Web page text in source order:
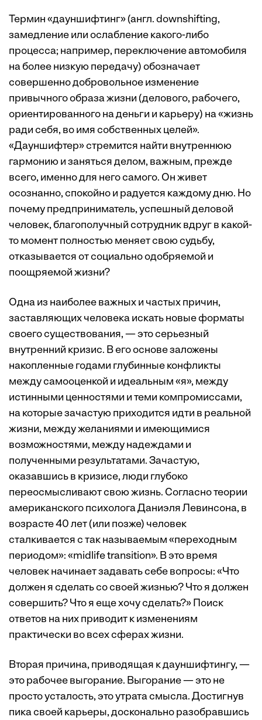
Термин «дауншифтинг» (англ. downshifting,
замедление или ослабление какого-либо
процесса; например, переключение автомобиля
на более низкую передачу) обозначает
совершенно добровольное изменение
привычного образа жизни (делового, рабочего,
ориентированного на деньги и карьеру) на «жизнь
ради себя, во имя собственных целей».
«Дауншифтер» стремится найти внутреннюю
гармонию и заняться делом, важным, прежде
всего, именно для него самого. Он живет
осознанно, спокойно и радуется каждому дню. Но
почему предприниматель, успешный деловой
человек, благополучный сотрудник вдруг в какой-
то момент полностью меняет свою судьбу,
отказывается от социально одобряемой и
поощряемой жизни?
Одна из наиболее важных и частых причин,
заставляющих человека искать новые форматы
своего существования, — это серьезный
внутренний кризис. В его основе заложены
накопленные годами глубинные конфликты
между самооценкой и идеальным «я», между
истинными ценностями и теми компромиссами,
на которые зачастую приходится идти в реальной
жизни, между желаниями и имеющимися
возможностями, между надеждами и
полученными результатами. Зачастую,
оказавшись в кризисе, люди глубоко
переосмысливают свою жизнь. Согласно теории
американского психолога Даниэля Левинсона, в
возрасте 40 лет (или позже) человек
сталкивается с так называемым «переходным
периодом»: «midlife transition». В это время
человек начинает задавать себе вопросы: «Что
должен я сделать со своей жизнью? Что я должен
совершить? Что я еще хочу сделать?» Поиск
ответов на них приводит к изменениям
практически во всех сферах жизни.
Вторая причина, приводящая к дауншифтингу, —
это рабочее выгорание. Выгорание — это не
просто усталость, это утрата смысла. Достигнув
пика своей карьеры, досконально разобравшись